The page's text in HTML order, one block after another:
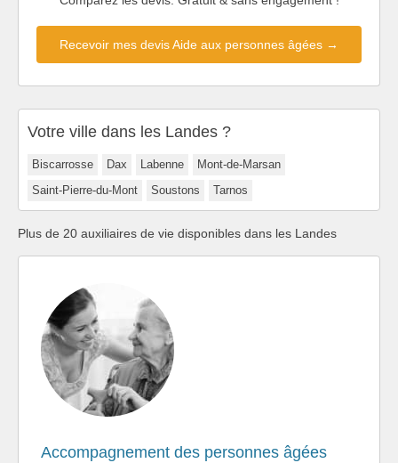
Recevoir mes devis Aide aux personnes âgées →
Votre ville dans les Landes ?
Biscarrosse Dax Labenne
Mont-de-Marsan
Saint-Pierre-du-Mont
Soustons Tarnos
Plus de 20 auxiliaires de vie disponibles dans les Landes
Accompagnement des personnes âgées